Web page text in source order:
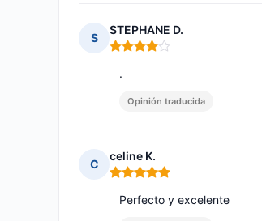
S
STEPHANE D.
Nota: 4 de 5
.
Opinión traducida
C
celine K.
Nota: 5 de 5
Perfecto y excelente